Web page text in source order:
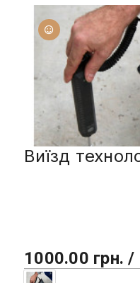
Виїзд
1000.00 грн.